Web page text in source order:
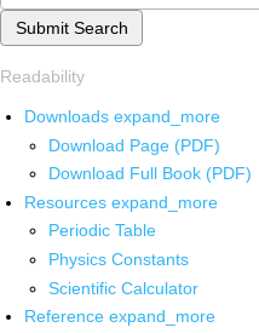
Submit Search
Readability
Downloads expand_more
Download Page (PDF)
Download Full Book (PDF)
Resources expand_more
Periodic Table
Physics Constants
Scientific Calculator
Reference expand_more